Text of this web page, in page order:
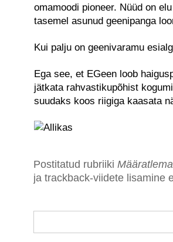
omamoodi pioneer. Nüüd on
tasemel asunud geenipanga
Kui palju on geenivaramu
Ega see, et EGeen loob
jätkata rahvastikupõhist
suudaks koos riigiga kaasata
Postitatud rubriiki
ja trackback-viidete lisamine